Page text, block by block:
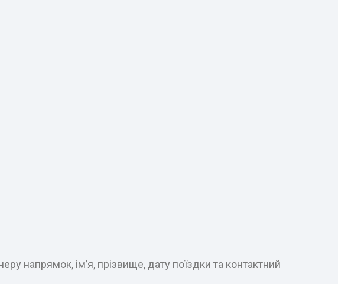
напрямок, ім’я, прізвище, дату поїздки та контактний